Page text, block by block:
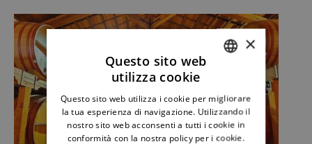
ENGLISH
×
Questo sito web
utilizza cookie
Questo sito web utilizza i cookie per migliorare
la tua esperienza di navigazione. Utilizzando il
nostro sito web acconsenti a tutti i cookie in
conformità con la nostra policy per i cookie.